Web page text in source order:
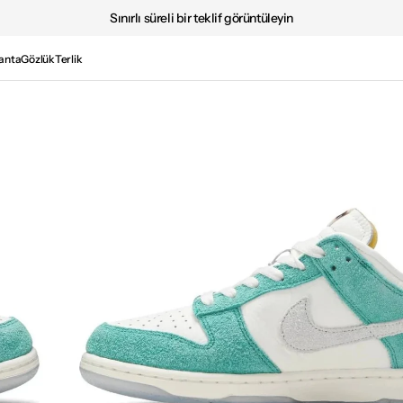
Sınırlı süreli bir teklif görüntüleyin
GözlükTerlik
Medya
2'i
galeri
görünümünde
aç